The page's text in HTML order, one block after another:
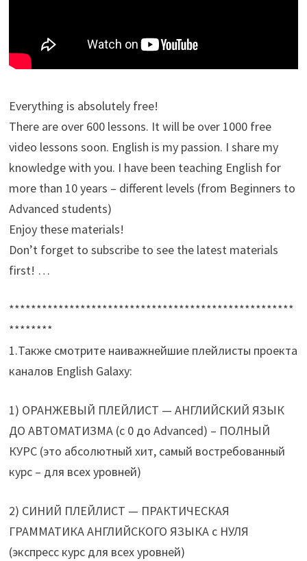
Everything is absolutely free!
There are over 600 lessons. It will be over 1000 free
video lessons soon. English is my passion. I share my
knowledge with you. I have been teaching English for
more than 10 years – different levels (from Beginners to
Advanced students)
Enjoy these materials!
Don’t forget to subscribe to see the latest materials
first! …
****************************************************
********
1.Также смотрите наиважнейшие плейлисты проекта
каналов English Galaxy:
1) ОРАНЖЕВЫЙ ПЛЕЙЛИСТ — АНГЛИЙСКИЙ ЯЗЫК
ДО АВТОМАТИЗМА (с 0 до Advanced) – ПОЛНЫЙ
КУРС (это абсолютный хит, самый востребованный
курс – для всех уровней)
2) СИНИЙ ПЛЕЙЛИСТ — ПРАКТИЧЕСКАЯ
ГРАММАТИКА АНГЛИЙСКОГО ЯЗЫКА с НУЛЯ
(экспресс курс для всех уровней)